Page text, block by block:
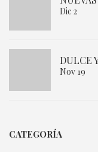
Dic 2
DULCE
Nov 19
CATEGORÍA